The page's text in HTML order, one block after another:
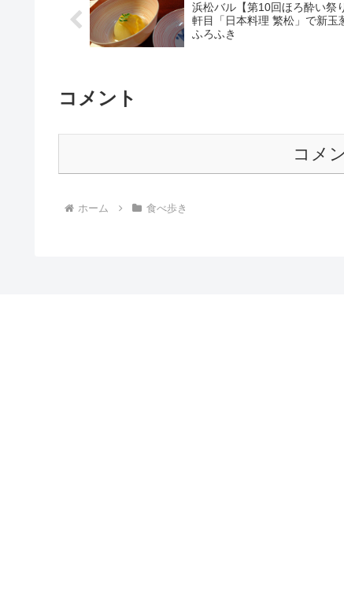
浜松バル【第10回ほろ酔い祭
軒目「日本料理 繁松」で新玉
ふろふき
コメント
コメ
ホーム 食べ歩き